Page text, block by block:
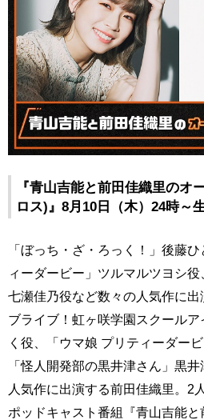
『青山吉能と前田佳織里のオ
ロス)』8月10日（木）24時～
「ぼっち・ざ・ろっく！」後藤
ィーダービー」ツルマルツヨシ役
七瀬佳乃役など数々の人気作に
ブライブ！虹ヶ咲学園スクール
く役、「ウマ娘 プリティーダー
「怪人開発部の黒井津さん」黒
人気作に出演する前田佳織里。2
ポッドキャスト番組『青山吉能